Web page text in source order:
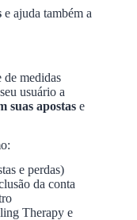
e ajuda também a
de medidas
usuário a
suas apostas e
e perdas)
da conta
Therapy e